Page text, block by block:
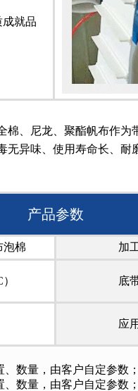
就品
、尼龙、聚酯帆布作为
无异味、使用寿命长、
产品参数
泡棉 加
底
应
数量，由客户自定参数；
数量，由客户自定参数；